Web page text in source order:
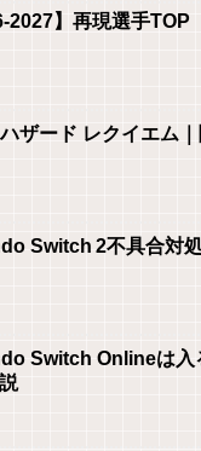
2027】再現選手TOP
ハザード レクイエム
Switch 2不具合対
Switch Onlineは